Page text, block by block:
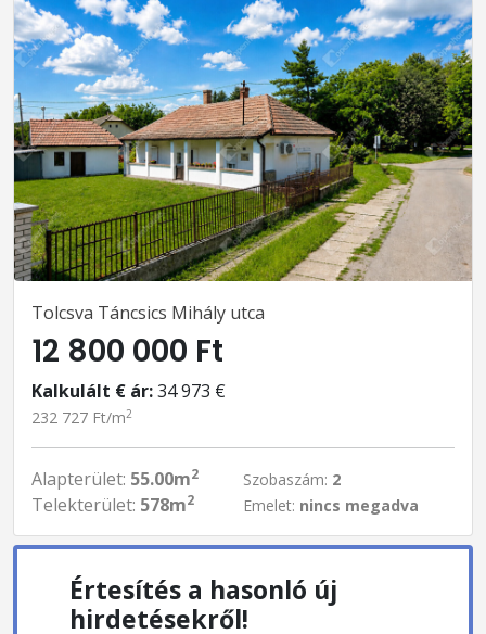
Tolcsva Táncsics Mihály utca
12 800 000 Ft
Kalkulált € ár:34 973 €
232 727 Ft/m2
Alapterület: 55.00m2
Telekterület: 578m2
Szobaszám: 2
Emelet: nincs megadva
Értesítés a hasonló új
hirdetésekről!